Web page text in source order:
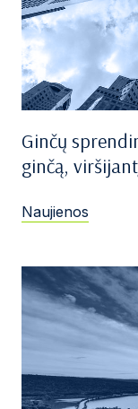
Ginčų
ginčą,
Naujienos